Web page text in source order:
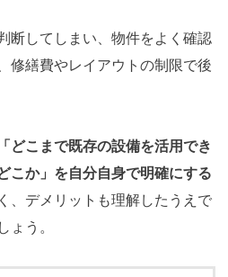
断してしまい、物件をよく確認
修繕費やレイアウトの制限で後
「どこまで既存の設備を活用でき
こか」を自分自身で明確にする
、デメリットも理解したうえで
ょう。